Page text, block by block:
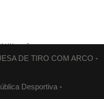
DE TIRO COM ARCO ◦
Desportiva ◦